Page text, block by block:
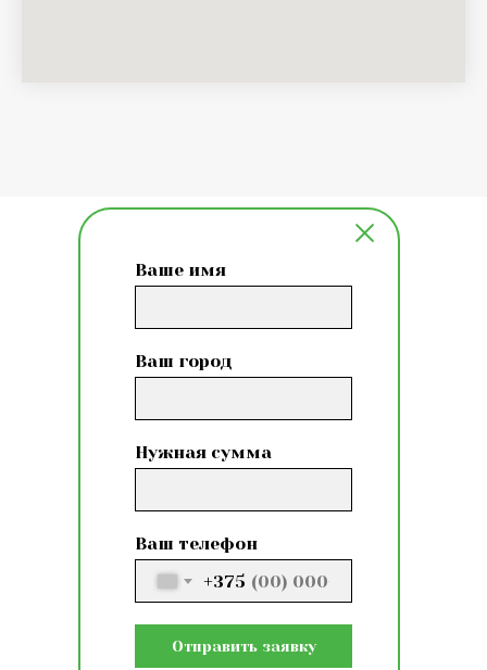
Ваше имя
Ваш город
Нужная сумма
Ваш телефон
+375
Отправить заявку